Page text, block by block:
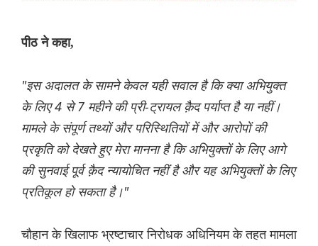
पीठ ने कहा,
"इस अदालत के सामने केवल यही सवाल है कि क्या अभियुक्त
के लिए 4 से 7 महीने की प्री-ट्रायल क़ैद पर्याप्त है या नहीं।
मामले के संपूर्ण तथ्यों और परिस्थितियों में और आरोपों की
प्रकृति को देखते हुए मेरा मानना है कि अभियुक्तों के लिए आगे
की सुनवाई पूर्व क़ैद न्यायोचित नहीं है और यह अभियुक्तों के लिए
प्रतिकूल हो सकता है।"
चौहान के खिलाफ भ्रष्टाचार निरोधक अधिनियम के तहत मामला